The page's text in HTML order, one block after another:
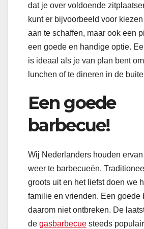
dat je over voldoende
kunt er bijvoorbeeld voor
aan te schaffen, maar ook een
een goede en handige optie.
is ideaal als je van plan bent
lunchen of te dineren in de
Een goede
barbecue!
Wij Nederlanders houden
weer te barbecueën.
groots uit en het liefst doen we
familie en vrienden. Een goede
daarom niet ontbreken. De
de gasbarbecue steeds